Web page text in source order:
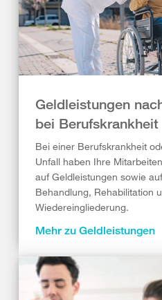
Geldleistungen
bei Berufskrankheit
Bei einer Berufskrankheit
Unfall haben Ihre
auf Geldleistungen sowie
Behandlung, Rehabilitation
Wiedereingliederung.
Mehr zu Geldleistungen